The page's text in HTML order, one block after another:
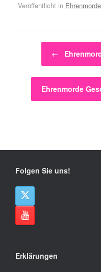
Veröffentlicht in Ehrenmorde
Beitragsnavigation
←
Ehrenmorde
Folgen Sie uns!
Erklärungen